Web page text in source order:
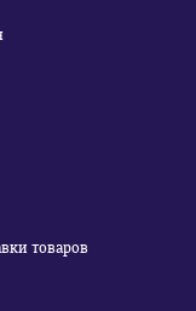
товаров